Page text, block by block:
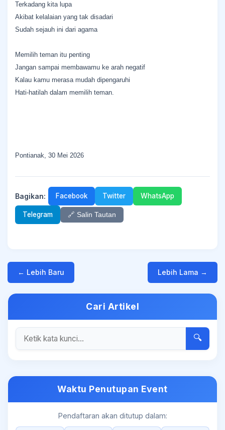
Terkadang kita lupa
Akibat kelalaian yang tak disadari
Sudah sejauh ini dari agama
Memilih teman itu penting
Jangan sampai membawamu ke arah negatif
Kalau kamu merasa mudah dipengaruhi
Hati-hatilah dalam memilih teman.
Pontianak, 30 Mei 2026
Bagikan: Facebook Twitter WhatsApp
Telegram 🔗 Salin Tautan
← Lebih Baru Lebih Lama →
Cari Artikel
🔍
Waktu Penutupan Event
Pendaftaran akan ditutup dalam: